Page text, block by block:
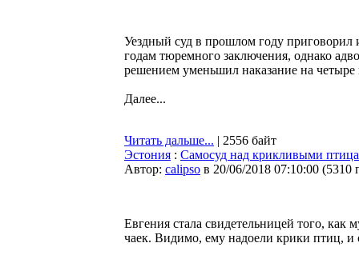
Уездный суд в прошлом году приговорил
годам тюремного заключения, однако
решением уменьшил наказание на четыре
Далее...
Читать дальше... | 2556 байт
Эстония : Самосуд над крикливыми
Автор: calipso в 20/06/2018 07:10:00 (5310
Евгения стала свидетельницей того,
чаек. Видимо, ему надоели крики птиц, и